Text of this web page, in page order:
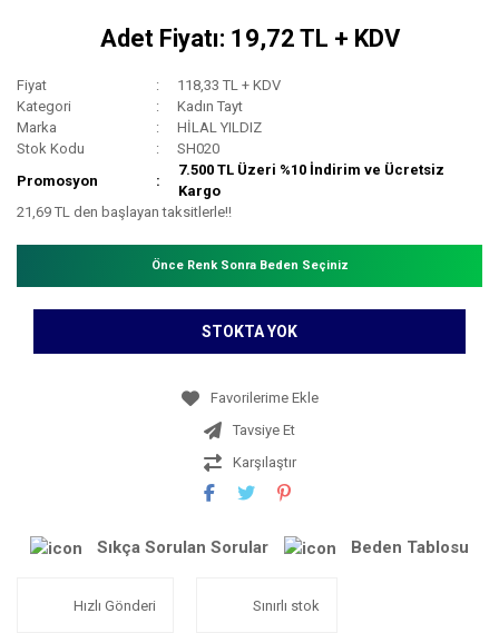
Adet Fiyatı: 19,72 TL + KDV
Fiyat
118,33 TL + KDV
Kategori
Kadın Tayt
Marka
HİLAL YILDIZ
Stok Kodu
SH020
Promosyon
7.500 TL Üzeri %10 İndirim ve Ücretsiz
Kargo
21,69 TL den başlayan taksitlerle!!
Önce Renk Sonra Beden Seçiniz
STOKTA YOK
Tavsiye Et
Karşılaştır
Sıkça Sorulan Sorular Beden Tablosu
Hızlı Gönderi Sınırlı stok